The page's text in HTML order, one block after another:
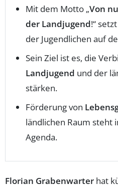
Mit dem Motto „Von
der Landjugend!“
der Jugendlichen auf
Sein Ziel ist es, die
Landjugend und der
stärken.
Förderung von
ländlichen Raum
Agenda.
Florian Grabenwarter hat